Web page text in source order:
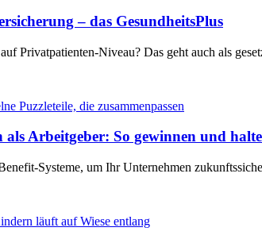
– das GesundheitsPlus
Privatpatienten-Niveau? Das geht auch als
Arbeitgeber: So gewinnen und
Systeme, um Ihr Unternehmen